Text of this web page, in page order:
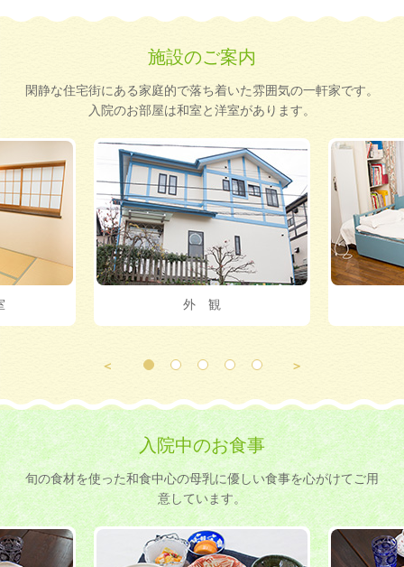
施設のご案内
閑静な住宅街にある家庭的で落ち着いた雰囲気の一軒家です。
入院のお部屋は和室と洋室があります。
外 観
入院中のお食事
旬の食材を使った和食中心の母乳に優しい食事を心がけてご用
意しています。